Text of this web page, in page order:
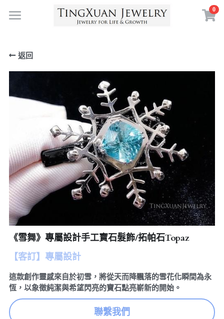
0
珠寶訂製
送給愛的人
送給重要的人
送給現在的自己
為人生的某個決定
生日／人生里程碑
訂製預約
寶石故事
空中花園
珠寶策展
擁抱自然
符號力量
珠寶知識
靈感採集
珠寶鑑賞
鑑賞課程
認識 TXJ
關於 TXJ
常見問答
生命珠寶
搜索
返回
《雪舞》專屬設計手工寶石髮飾/拓帕石Topaz
【客訂】專屬設計
這款創作靈感來自於初雪，將從天而降飄落的雪花化瞬間為永
恆，以象徵純潔與希望閃亮的寶石點亮嶄新的開始。
聯繫我們
×
商品分類
寶石體驗
×
部落格分類
自然
珠寶創作
珠寶投資